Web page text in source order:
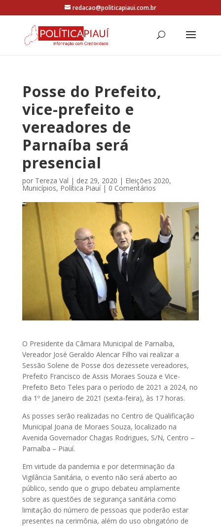
redacao@politicapiaui.com.br
Posse do Prefeito,
vice-prefeito e
vereadores de
Parnaíba será
presencial
por Tereza Val | dez 29, 2020 | Eleições 2020,
Municípios, Política Piauí| 0 Comentários
O Presidente da Câmara Municipal de Parnaíba,
Vereador José Geraldo Alencar Filho vai realizar a
Sessão Solene de Posse dos dezessete vereadores,
Prefeito Francisco de Assis Moraes Souza e Vice-
Prefeito Beto Teles para o período de 2021 a 2024, no
dia 1º de Janeiro de 2021 (sexta-feira), às 17 horas.
As posses serão realizadas no Centro de Qualificação
Municipal Joana de Moraes Souza, localizado na
Avenida Governador Chagas Rodrigues, S/N, Centro –
Parnaíba – Piauí.
Em virtude da pandemia e por determinação da
Vigilância Sanitária, o evento não será aberto ao
público, sendo que o grupo debateu amplamente
sobre as questões de segurança sanitária como
limitação do número de pessoas que poderão estar
presentes na cerimônia, além do uso obrigatório de